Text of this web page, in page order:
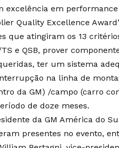
excelência em
Quality Excellence
que atingiram os 13
e QSB, prover
ter um sistema
na linha de
da GM) /campo (carro
de doze meses.
da GM América do
presentes no evento,